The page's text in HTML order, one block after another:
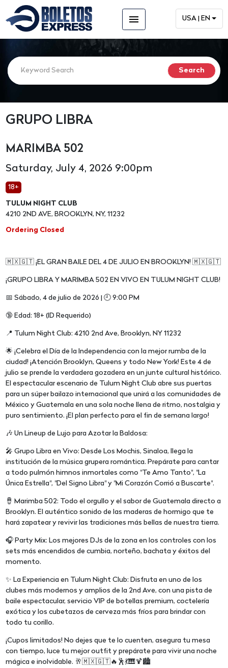
menu USA | EN
GRUPO LIBRA
MARIMBA 502
Saturday, July 4, 2026 9:00pm
18+
TULUM NIGHT CLUB
4210 2ND AVE, BROOKLYN, NY, 11232
Ordering Closed
🇲🇽🇬🇹 ¡EL GRAN BAILE DEL 4 DE JULIO EN BROOKLYN! 🇲🇽🇬🇹
¡GRUPO LIBRA Y MARIMBA 502 EN VIVO EN TULUM NIGHT CLUB!
📅 Sábado, 4 de julio de 2026 | 🕘 9:00 PM
🔞 Edad: 18+ (ID Requerido)
📍 Tulum Night Club: 4210 2nd Ave, Brooklyn, NY 11232
🌟 ¡Celebra el Día de la Independencia con la mejor rumba de la
ciudad! ¡Atención Brooklyn, Queens y todo New York! Este 4 de
julio se prende la verdadera gozadera en un junte cultural histórico.
El espectacular escenario de Tulum Night Club abre sus puertas
para un súper bailazo internacional que unirá a las comunidades de
México y Guatemala en una sola noche llena de ritmo, nostalgia y
puro sentimiento. ¡El plan perfecto para el fin de semana largo!
🎶 Un Lineup de Lujo para Azotar la Baldosa:
🎤 Grupo Libra en Vivo: Desde Los Mochis, Sinaloa, llega la
institución de la música grupera romántica. Prepárate para cantar
a todo pulmón himnos inmortales como "Te Amo Tanto", "La
Única Estrella", "Del Signo Libra" y "Mi Corazón Corrió a Buscarte".
🪘 Marimba 502: Todo el orgullo y el sabor de Guatemala directo a
Brooklyn. El auténtico sonido de las maderas de hormigo que te
hará zapatear y revivir las tradiciones más bellas de nuestra tierra.
🎧 Party Mix: Los mejores DJs de la zona en los controles con los
sets más encendidos de cumbia, norteño, bachata y éxitos del
momento.
✨ La Experiencia en Tulum Night Club: Disfruta en uno de los
clubes más modernos y amplios de la 2nd Ave, con una pista de
baile espectacular, servicio VIP de botellas premium, coctelería
exótica y los cubetazos de cerveza más fríos para brindar con
todo tu corillo.
¡Cupos limitados! No dejes que te lo cuenten, asegura tu mesa
con tiempo, luce tu mejor outfit y prepárate para vivir una noche
mágica e inolvidable. 🥂🇲🇽🇬🇹🔥🕺💃🎹🍹🏙️